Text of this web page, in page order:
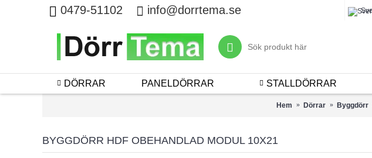
0479-51102 info@dorrtema.se
DÖRRAR PANELDÖRRAR STALLDÖRRAR
Hem Dörrar Byggdörr
BYGGDÖRR HDF OBEHANDLAD MODUL 10X21